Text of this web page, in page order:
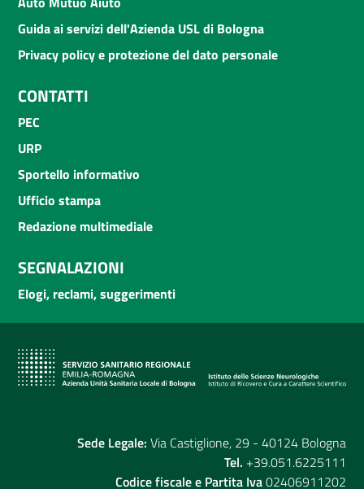
Guida ai servizi dell'Azienda USL di Bologna
Privacy policy e protezione del dato personale
CONTATTI
PEC
URP
Sportello informativo
Ufficio stampa
Redazione multimediale
SEGNALAZIONI
Elogi, reclami, suggerimenti
Sede Legale: Via Castiglione, 29 - 40124 Bologna
Tel. +39.051.6225111
Codice fiscale e Partita Iva02406911202